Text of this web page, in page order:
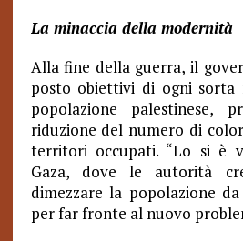
La minaccia della modernità
Alla fine della guerra, il
posto obiettivi di ogni
popolazione
riduzione del numero di
territori occupati. “Lo si è
Gaza, dove le autorità
dimezzare la popolazione
per far fronte al nuovo